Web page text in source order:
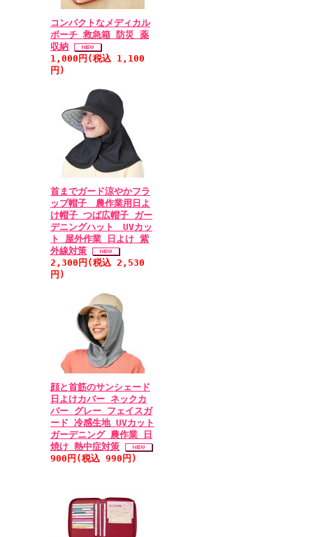
コンパクトなメディカル
ポーチ 救急箱 防災 薬
収納
1,000円(税込 1,100
円)
首までガード涼やかフラ
ップ帽子 農作業用日よ
け帽子 つば広帽子 ガー
デニングハット UVカッ
ト 屋外作業 日よけ 紫
外線対策
2,300円(税込 2,530
円)
顔と首筋のサンシェード
日よけカバー ネックカ
バー グレー フェイスガ
ード 冷感生地 UVカット
ガーデニング 農作業 日
焼け 熱中症対策
900円(税込 990円)